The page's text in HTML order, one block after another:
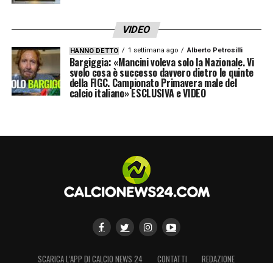
VIDEO
HANNO DETTO 1 settimana ago Alberto Petrosilli
Bargiggia: «Mancini voleva solo la Nazionale. Vi
svelo cosa è successo davvero dietro le quinte
della FIGC. Campionato Primavera male del
calcio italiano» ESCLUSIVA e VIDEO
SCARICA L’APP DI CALCIO NEWS 24 CONTATTI REDAZIONE